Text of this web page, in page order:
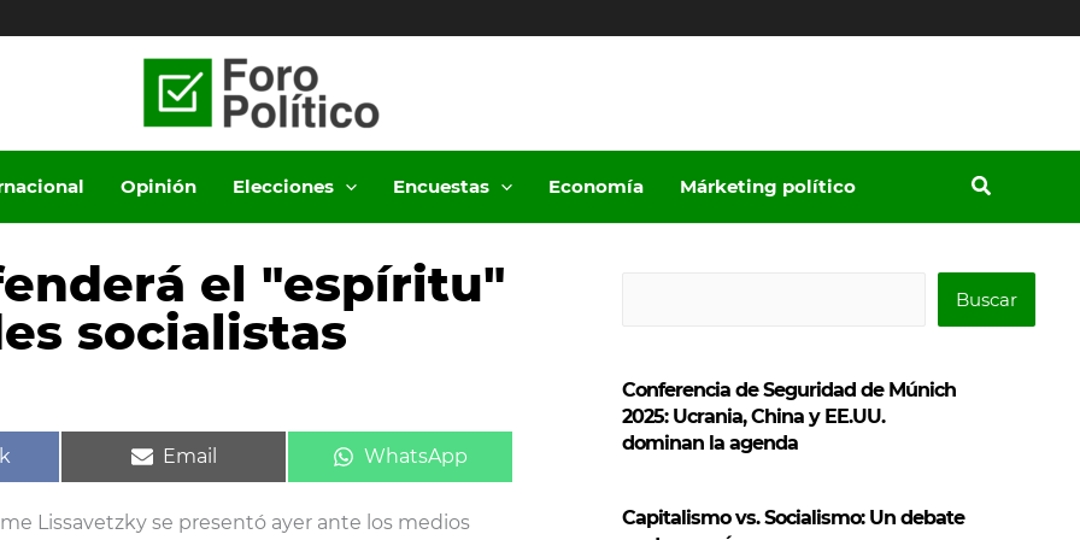
Opinión Elecciones Encuestas Economía Márketing político
el "espíritu"
socialistas
Compartir
Email
Compartir
WhatsApp
Lissavetzky se presentó ayer ante los medios
c
a
Buscar
Conferencia de Seguridad de Múnich
2025: Ucrania, China y EE.UU.
dominan la agenda
Capitalismo vs. Socialismo: Un debate